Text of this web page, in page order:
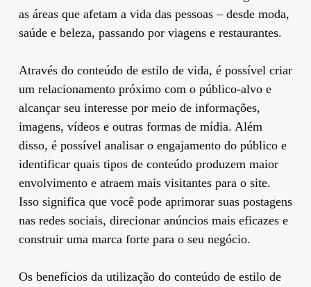
as áreas que afetam a vida das pessoas – desde moda,
saúde e beleza, passando por viagens e restaurantes.
Através do conteúdo de estilo de vida, é possível criar
um relacionamento próximo com o público-alvo e
alcançar seu interesse por meio de informações,
imagens, vídeos e outras formas de mídia. Além
disso, é possível analisar o engajamento do público e
identificar quais tipos de conteúdo produzem maior
envolvimento e atraem mais visitantes para o site.
Isso significa que você pode aprimorar suas postagens
nas redes sociais, direcionar anúncios mais eficazes e
construir uma marca forte para o seu negócio.
Os benefícios da utilização do conteúdo de estilo de